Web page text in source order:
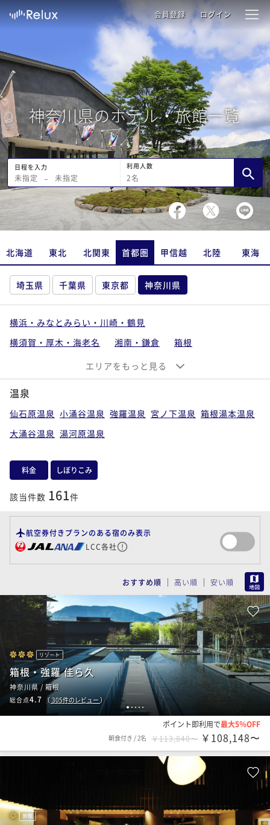
会員登録 ログイン
神奈川県のホテル・旅館一覧
日程を入力
未指定 − 未指定
利用人数
2名
北海道 東北 北関東 首都圏 甲信越 北陸 東海
埼玉県 千葉県 東京都 神奈川県
横浜・みなとみらい・川崎・鶴見
横須賀・厚木・海老名
湘南・鎌倉
箱根
エリアをもっと見る
温泉
仙石原温泉 小涌谷温泉 強羅温泉 宮ノ下温泉 箱根湯本温泉
大涌谷温泉 湯河原温泉
料金 しぼりこみ
該当件数 161件
航空券付きプランのある宿のみ表示
LCC各社
おすすめ順 高い順 安い順
1234 5
リゾート
箱根・強羅 佳ら久
神奈川県 / 箱根
総合点4.7 （ 305件のレビュー）
ポイント即利用で最大5％OFF
朝食付き /2名 ￥113,840〜 ￥108,148〜
旅館